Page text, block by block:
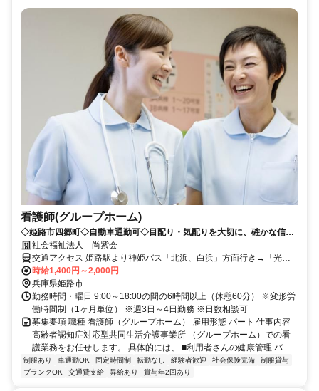
看護師(グループホーム)
◇姫路市四郷町◇自動車通勤可◇目配り・気配りを大切に、確かな信頼
関係を築いていきましょう！
社会福祉法人 尚紫会
交通アクセス 姫路駅より神姫バス「北浜、白浜」方面行き→「光大
寺」下車徒歩3分
時給1,400円～2,000円
兵庫県姫路市
勤務時間・曜日 9:00～18:00の間の6時間以上（休憩60分） ※変形労
働時間制（1ヶ月単位） ※週3日～4日勤務 ※日数相談可
募集要項 職種 看護師（グループホーム） 雇用形態 パート 仕事内容
高齢者認知症対応型共同生活介護事業所 （グループホーム）での看
護業務をお任せします。 具体的には、 ■利用者さんの健康管理 バ...
制服あり 車通勤OK 固定時間制 転勤なし 経験者歓迎 社会保険完備
制服貸与
ブランクOK
交通費支給 昇給あり 賞与年2回あり